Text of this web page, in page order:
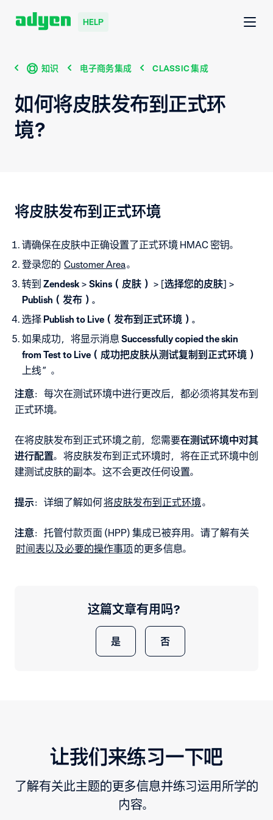
HELP
知识 电子商务集成 CLASSIC 集成
如何将皮肤发布到正式环
境？
将皮肤发布到正式环境
请确保在皮肤中正确设置了正式环境 HMAC 密钥。
登录您的 Customer Area。
转到 Zendesk > Skins（皮肤） > [选择您的皮肤] >
Publish（发布）。
选择 Publish to Live（发布到正式环境）。
如果成功，将显示消息 Successfully copied the skin
from Test to Live（成功把皮肤从测试复制到正式环境）
上线”。
注意：每次在测试环境中进行更改后，都必须将其发布到
正式环境。
在将皮肤发布到正式环境之前，您需要在测试环境中对其
进行配置。将皮肤发布到正式环境时，将在正式环境中创
建测试皮肤的副本。这不会更改任何设置。
提示：详细了解如何将皮肤发布到正式环境。
注意：托管付款页面 (HPP) 集成已被弃用。请了解有关
时间表以及必要的操作事项的更多信息。
这篇文章有用吗？
是 否
让我们来练习一下吧
了解有关此主题的更多信息并练习运用所学的
内容。